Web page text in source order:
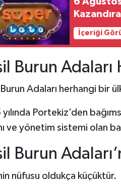
İçeriği
Burun
Adaları herhangi bir
Portekiz’den
ve yönetim sistemi olan
Burun
nüfusu oldukça küçüktür.